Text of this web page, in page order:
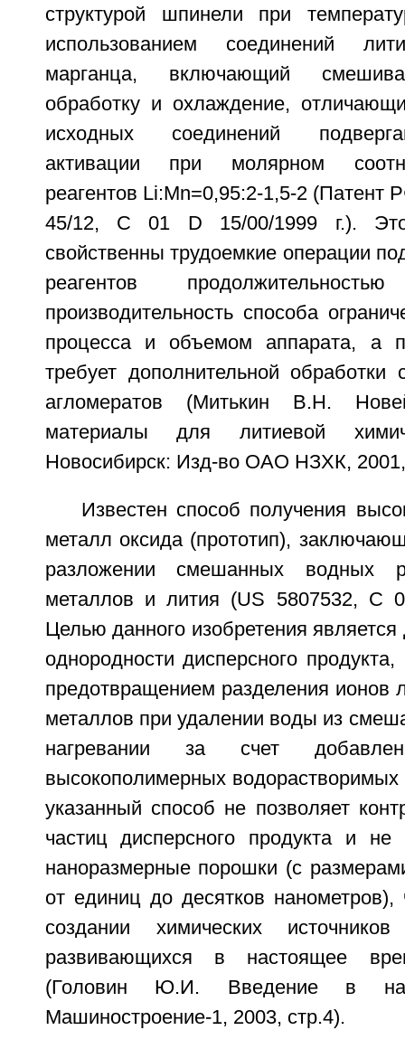
структурой шпинели при
использованием соединений
марганца, включающий
обработку и охлаждение,
исходных соединений
активации при молярном
реагентов Li:Mn=0,95:2-1,5-2
45/12, C 01 D 15/00/1999 г.).
свойственны трудоемкие операции
реагентов
производительность способа
процесса и объемом аппарата, а
требует дополнительной обработки
агломератов (Митькин В.Н.
материалы для литиевой
Новосибирск: Изд-во ОАО НЗХК, 2001,
Известен способ получения
металл оксида (прототип),
разложении смешанных водных
металлов и лития (US 5807532, C
Целью данного изобретения
однородности дисперсного продукта,
предотвращением разделения ионов
металлов при удалении воды из
нагревании за счет
высокополимерных
указанный способ не позволяет
частиц дисперсного продукта и не
наноразмерные порошки (с
от единиц до десятков
создании химических
развивающихся в настоящее
(Головин Ю.И. Введение в
Машиностроение-1, 2003, стр.4).